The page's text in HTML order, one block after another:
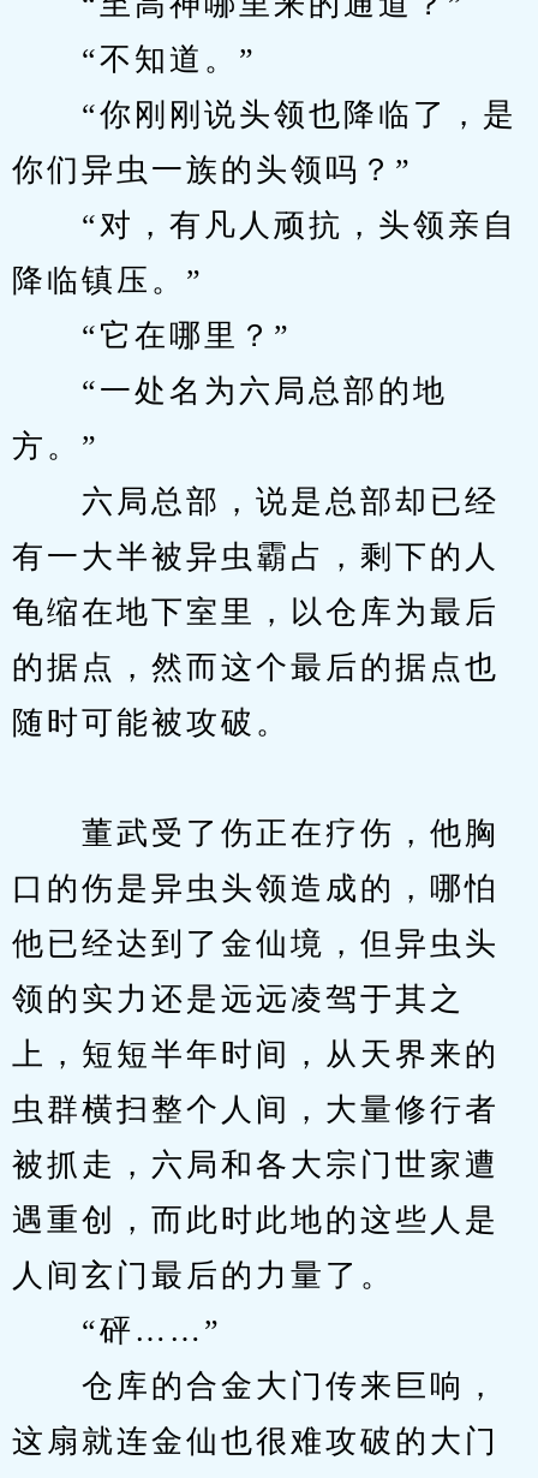
“不知道。”
“你刚刚说头领也降临了，是
你们异虫一族的头领吗？”
“对，有凡人顽抗，头领亲自
降临镇压。”
“它在哪里？”
“一处名为六局总部的地
方。”
六局总部，说是总部却已经
有一大半被异虫霸占，剩下的人
龟缩在地下室里，以仓库为最后
的据点，然而这个最后的据点也
随时可能被攻破。
董武受了伤正在疗伤，他胸
口的伤是异虫头领造成的，哪怕
他已经达到了金仙境，但异虫头
领的实力还是远远凌驾于其之
上，短短半年时间，从天界来的
虫群横扫整个人间，大量修行者
被抓走，六局和各大宗门世家遭
遇重创，而此时此地的这些人是
人间玄门最后的力量了。
“砰……”
仓库的合金大门传来巨响，
这扇就连金仙也很难攻破的大门